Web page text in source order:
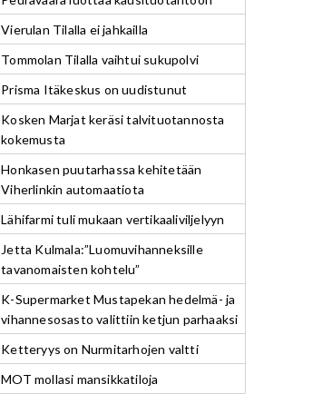
Vierulan Tilalla ei jahkailla
Tommolan Tilalla vaihtui sukupolvi
Prisma Itäkeskus on uudistunut
Kosken Marjat keräsi talvituotannosta
kokemusta
Honkasen puutarhassa kehitetään
Viherlinkin automaatiota
Lähifarmi tuli mukaan vertikaaliviljelyyn
Jetta Kulmala:”Luomuvihanneksille
tavanomaisten kohtelu”
K-Supermarket Mustapekan hedelmä- ja
vihannesosasto valittiin ketjun parhaaksi
Ketteryys on Nurmitarhojen valtti
MOT mollasi mansikkatiloja